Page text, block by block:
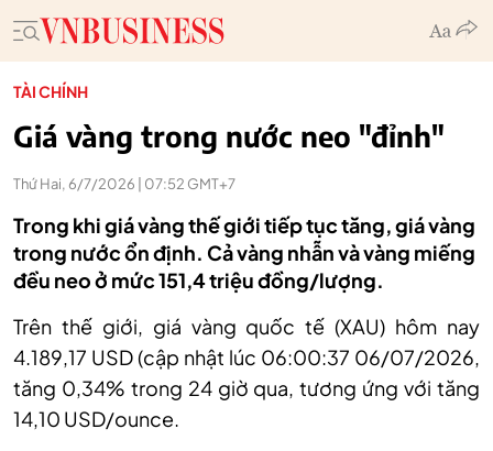
TÀI CHÍNH
Giá vàng trong nước neo "đỉnh"
Thứ Hai, 6/7/2026 | 07:52 GMT+7
Trong khi giá vàng thế giới tiếp tục tăng, giá vàng
trong nước ổn định. Cả vàng nhẫn và vàng miếng
đều neo ở mức 151,4 triệu đồng/lượng.
Trên thế giới, giá vàng quốc tế (XAU) hôm nay
4.189,17 USD (cập nhật lúc 06:00:37 06/07/2026,
tăng 0,34% trong 24 giờ qua, tương ứng với tăng
14,10 USD/ounce.